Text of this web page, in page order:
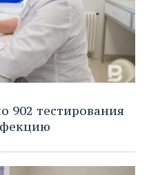
902 тестирования